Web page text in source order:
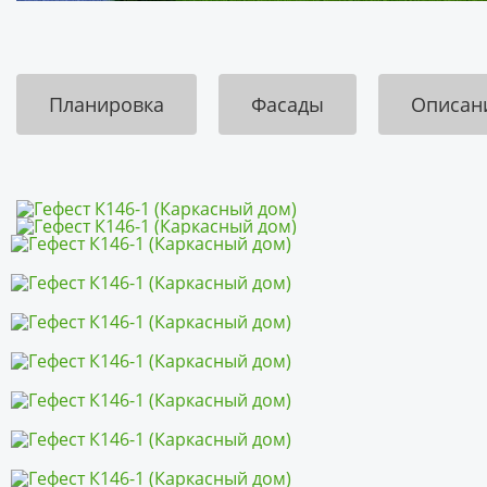
Планировка Фасады